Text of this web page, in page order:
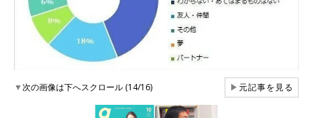
▼次の画像は下へスクロール (14/16) ▶元記事を見る